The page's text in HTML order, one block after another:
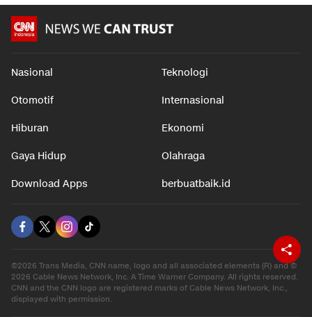
Nasional Teknologi
Otomotif Internasional
Hiburan Ekonomi
Gaya Hidup Olahraga
Download Apps berbuatbaik.id
©2026 Trans Media, CNN name, logo and all associated elements (R) and ©
2026 Cable News Network, Inc. A Time Warner Company. All rights reserved.
CNN and the CNN logo are registered marks of Cable News Network, Inc.,
displayed with permission.